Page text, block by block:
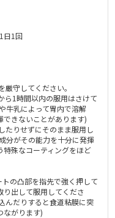
日1回
守してください。
ら1時間以内の服用はさけて
牛乳によって胃内で溶解
できないことがあります)
たりせずにそのまま服用し
分がその能力を十分に発揮
特殊なコーティングをほど
の凸部を指先で強く押して
出して服用してくださ
んだりすると食道粘膜に突
ながります)